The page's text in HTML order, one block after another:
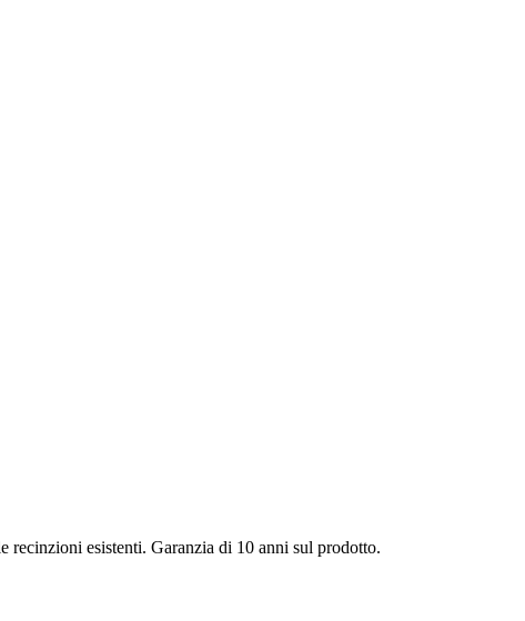
recinzioni esistenti. Garanzia di 10 anni sul prodotto.